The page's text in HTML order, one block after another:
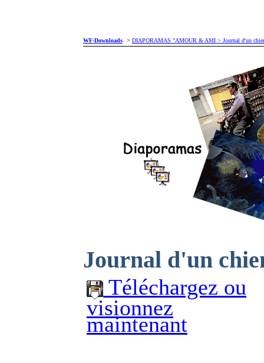
WF-Downloads > DIAPORAMAS "AMOUR & AMI > Journal d'un
Journal d'un
Téléchargez ou
visionnez
maintenant